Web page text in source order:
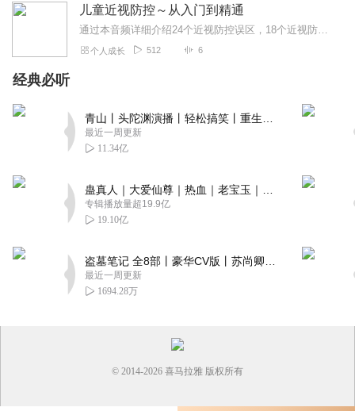
儿童近视防控～从入门到精通
通过本音频详细介绍24个近视防控误区，18个近视防控中普遍存在的疑虑，5种视觉训练方法
个人成长 512 6
经典必听
最近一周更新
11.34亿
专辑播放量超19.9亿
19.10亿
最近一周更新
1694.28万
© 2014-2026 喜马拉雅 版权所有